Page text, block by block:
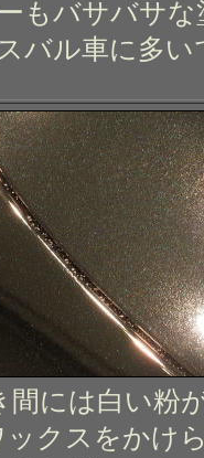
もバサバサな
バル車に多い
間には白い粉
ックスをかけ